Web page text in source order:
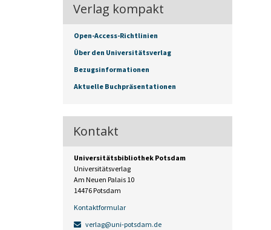
Verlag kompakt
Open-Access-Richtlinien
Über den Universitätsverlag
Bezugsinformationen
Aktuelle Buchpräsentationen
Kontakt
Universitätsbibliothek Potsdam
Universitätsverlag
Am Neuen Palais 10
14476 Potsdam
Kontaktformular
verlag@uni-potsdam.de